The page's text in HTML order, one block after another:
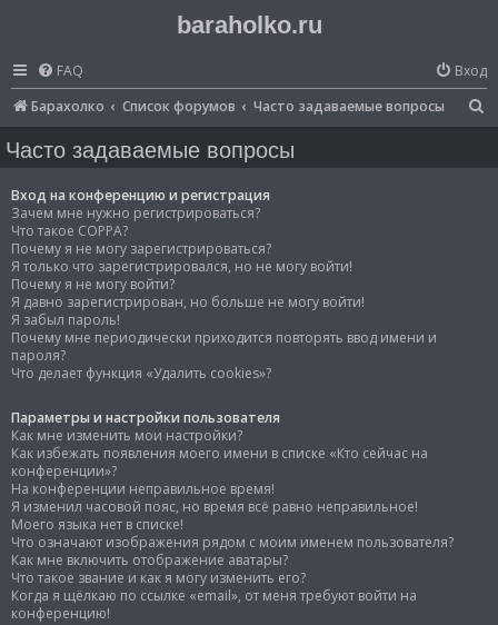
baraholko.ru
FAQ
Вход
Барахолко
Список форумов Часто задаваемые вопросы
Часто задаваемые вопросы
Вход на конференцию и регистрация
Зачем мне нужно регистрироваться?
Что такое COPPA?
Почему я не могу зарегистрироваться?
Я только что зарегистрировался, но не могу войти!
Почему я не могу войти?
Я давно зарегистрирован, но больше не могу войти!
Я забыл пароль!
Почему мне периодически приходится повторять ввод имени и
пароля?
Что делает функция «Удалить cookies»?
Параметры и настройки пользователя
Как мне изменить мои настройки?
Как избежать появления моего имени в списке «Кто сейчас на
конференции»?
На конференции неправильное время!
Я изменил часовой пояс, но время всё равно неправильное!
Моего языка нет в списке!
Что означают изображения рядом с моим именем пользователя?
Как мне включить отображение аватары?
Что такое звание и как я могу изменить его?
Когда я щёлкаю по ссылке «email», от меня требуют войти на
конференцию!